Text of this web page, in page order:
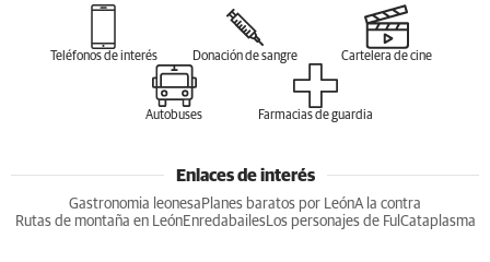
Teléfonos de interés Donación de sangre Cartelera de cine
Autobuses Farmacias de guardia
Enlaces de interés
Gastronomia leonesa Planes baratos por LeónA la contra
Rutas de montaña en LeónEnredabailesLos personajes de Ful Cataplasma